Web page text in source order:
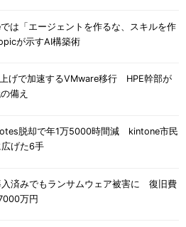
は「エージェントを作るな、スキルを作
が示すAI構築術
げで加速するVMware移行 HPE幹部が
備え
脱却で年1万5000時間減 kintone市民
げた6手
入済みでもランサムウェア被害に 復旧費
万円